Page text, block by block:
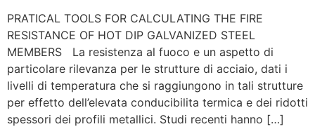
PRATICAL TOOLS FOR CALCULATING THE FIRE
RESISTANCE OF HOT DIP GALVANIZED STEEL
MEMBERS La resistenza al fuoco e un aspetto di
particolare rilevanza per le strutture di acciaio, dati i
livelli di temperatura che si raggiungono in tali strutture
per effetto dell’elevata conducibilita termica e dei ridotti
spessori dei profili metallici. Studi recenti hanno […]